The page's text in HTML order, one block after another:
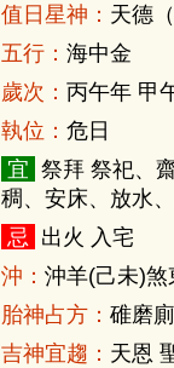
值日星神： 天德
五行： 海中金
歲次： 丙午年 甲
執位： 危日
宜 祭拜 祭祀、
稠、安床、放水
忌 出火 入宅
沖： 沖羊(己未)煞
胎神占方： 碓磨
吉神宜趨： 天恩